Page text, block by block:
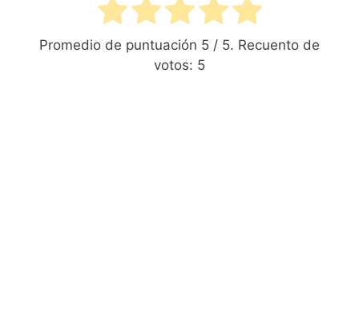
Promedio de puntuación 5 / 5. Recuento de
votos: 5